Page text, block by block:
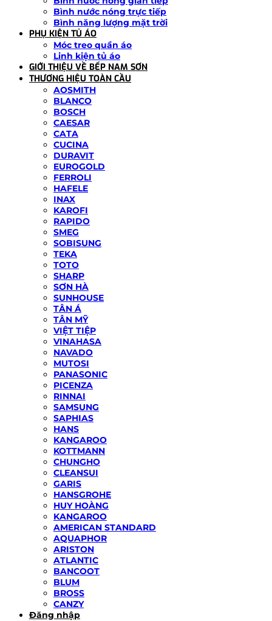
Bình nước nóng trực tiếp
Bình năng lượng mặt trời
PHỤ KIỆN TỦ ÁO
Móc treo quần áo
Linh kiện tủ áo
GIỚI THIỆU VỀ BẾP NAM SƠN
THƯƠNG HIỆU TOÀN CẦU
AOSMITH
BLANCO
BOSCH
CAESAR
CATA
CUCINA
DURAVIT
EUROGOLD
FERROLI
HAFELE
INAX
KAROFI
RAPIDO
SMEG
SOBISUNG
TEKA
TOTO
SHARP
SƠN HÀ
SUNHOUSE
TÂN Á
TÂN MỸ
VIỆT TIỆP
VINAHASA
NAVADO
MUTOSI
PANASONIC
PICENZA
RINNAI
SAMSUNG
SAPHIAS
HANS
KANGAROO
KOTTMANN
CHUNGHO
CLEANSUI
GARIS
HANSGROHE
HUY HOÀNG
KANGAROO
AMERICAN STANDARD
AQUAPHOR
ARISTON
ATLANTIC
BANCOOT
BLUM
BROSS
CANZY
Đăng nhập